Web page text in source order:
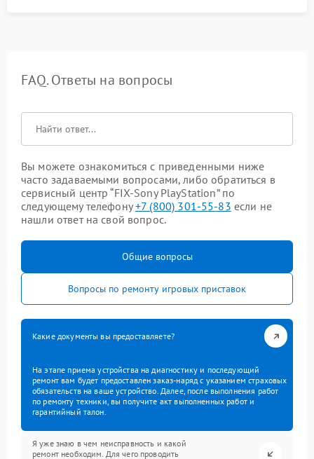
FAQ. Ответы на вопросы
Вы можете ознакомиться с приведенными ниже
часто задаваемыми вопросами, либо обратиться в
сервисный центр “FIX-Sony PlayStation” по
следующему телефону+7 (800) 301-55-83 если не
нашли ответ на свой вопрос.
Общие вопросы
Вопросы по ремонту игровых приставок
Какие документы вы предоставляете?
На этапе приема устройства на диагностику и последующий
ремонт вам будет предоставлен заказ-наряд с указанием страховых
обязательств на ваше устройство. Далее, после выполнения работ
по ремонту техники, вы получите акт выполненных работ и
гарантийный талон.
Я уже знаю в чем неисправность и какой
ремонт необходим. Для чего проводить